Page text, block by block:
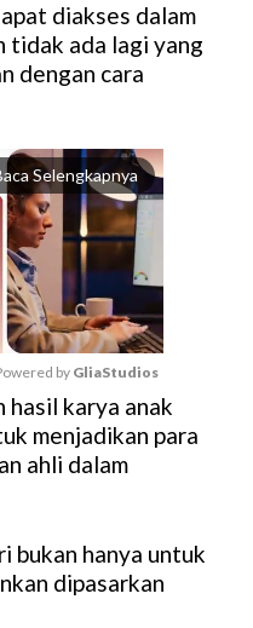
diakses dalam
tidak ada lagi yang
dengan cara
Selengkapnya
M
u
t
by GliaStudios
hasil karya anak
menjadikan para
ahli dalam
bukan hanya untuk
dipasarkan